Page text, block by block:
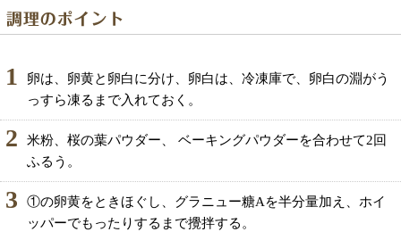
1
卵は、卵黄と卵白に分け、卵白は、冷凍庫で、卵白の淵がう
っすら凍るまで入れておく。
2
米粉、桜の葉パウダー、 ベーキングパウダーを合わせて2回
ふるう。
3
①の卵黄をときほぐし、グラニュー糖Aを半分量加え、ホイ
ッパーでもったりするまで攪拌する。